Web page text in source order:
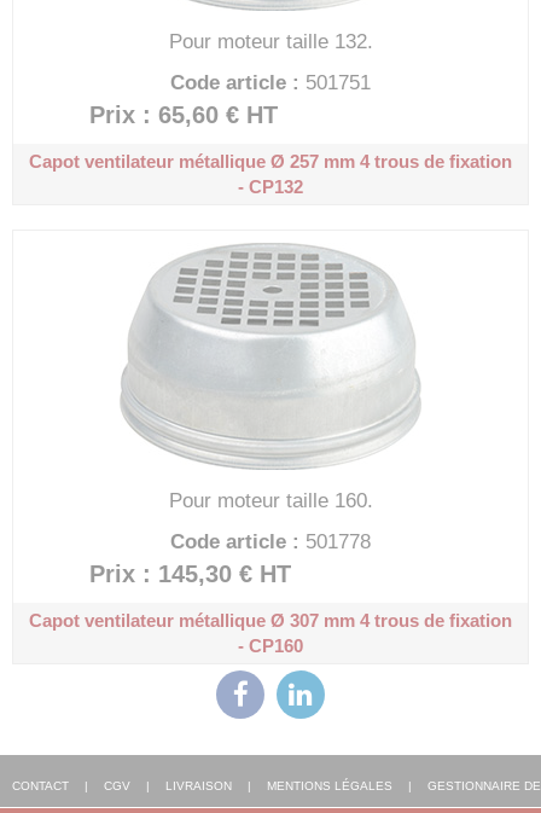
Pour moteur taille 132.
Code article : 501751
Prix : 65,60 € HT
Capot ventilateur métallique Ø 257 mm 4 trous de fixation
- CP132
Pour moteur taille 160.
Code article : 501778
Prix : 145,30 € HT
Capot ventilateur métallique Ø 307 mm 4 trous de fixation
- CP160
CONTACT | CGV | LIVRAISON | MENTIONS LÉGALES | GESTIONNAIRE DE